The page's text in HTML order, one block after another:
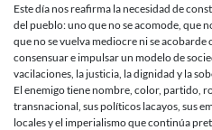
Este día nos reafirma la necesidad de
del pueblo: uno que no se acomode, que
que no se vuelva mediocre ni se
consensuar e impulsar un modelo de
vacilaciones, la justicia, la dignidad y la
El enemigo tiene nombre, color, partido,
transnacional, sus políticos lacayos, sus
locales y el imperialismo que continúa